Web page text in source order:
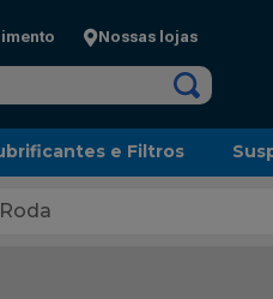
Nossas lojas
e Filtros